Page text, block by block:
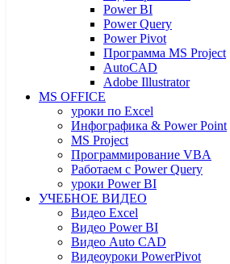
Power BI
Power Query
Power Pivot
Программа MS Project
AutoCAD
Adobe Illustrator
MS OFFICE
уроки по Excel
Инфографика & Power Point
MS Project
Программирование VBA
Работаем с Power Query
уроки Power BI
УЧЕБНОЕ ВИДЕО
Видео Excel
Видео Power BI
Видео Auto CAD
Видеоуроки PowerPivot